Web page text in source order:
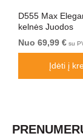
D555 Max
kelnės Juodos
Nuo 69,99 € su
Įdėti į